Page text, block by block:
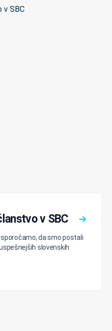
v SBC
sporočamo, da smo postali
slovenskih